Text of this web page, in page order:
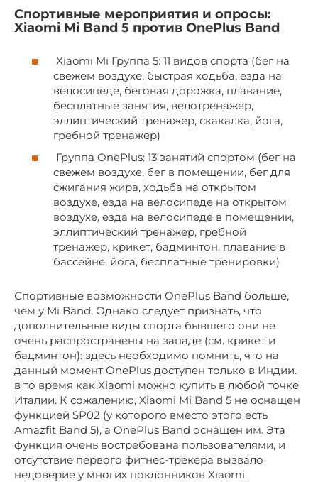
Спортивные мероприятия и опросы:
Xiaomi Mi Band 5 против OnePlus Band
Xiaomi Mi Группа 5: 11 видов спорта (бег на
свежем воздухе, быстрая ходьба, езда на
велосипеде, беговая дорожка, плавание,
бесплатные занятия, велотренажер,
эллиптический тренажер, скакалка, йога,
гребной тренажер)
Группа OnePlus: 13 занятий спортом (бег на
свежем воздухе, бег в помещении, бег для
сжигания жира, ходьба на открытом
воздухе, езда на велосипеде на открытом
воздухе, езда на велосипеде в помещении,
эллиптический тренажер, гребной
тренажер, крикет, бадминтон, плавание в
бассейне, йога, бесплатные тренировки)
Спортивные возможности OnePlus Band больше,
чем у Mi Band. Однако следует признать, что
дополнительные виды спорта бывшего они не
очень распространены на западе (см. крикет и
бадминтон): здесь необходимо помнить, что на
данный момент OnePlus доступен только в Индии.
в то время как Xiaomi можно купить в любой точке
Италии. К сожалению, Xiaomi Mi Band 5 не оснащен
функцией SP02 (у которого вместо этого есть
Amazfit Band 5), а OnePlus Band оснащен им. Эта
функция очень востребована пользователями, и
отсутствие первого фитнес-трекера вызвало
недоверие у многих поклонников Xiaomi.